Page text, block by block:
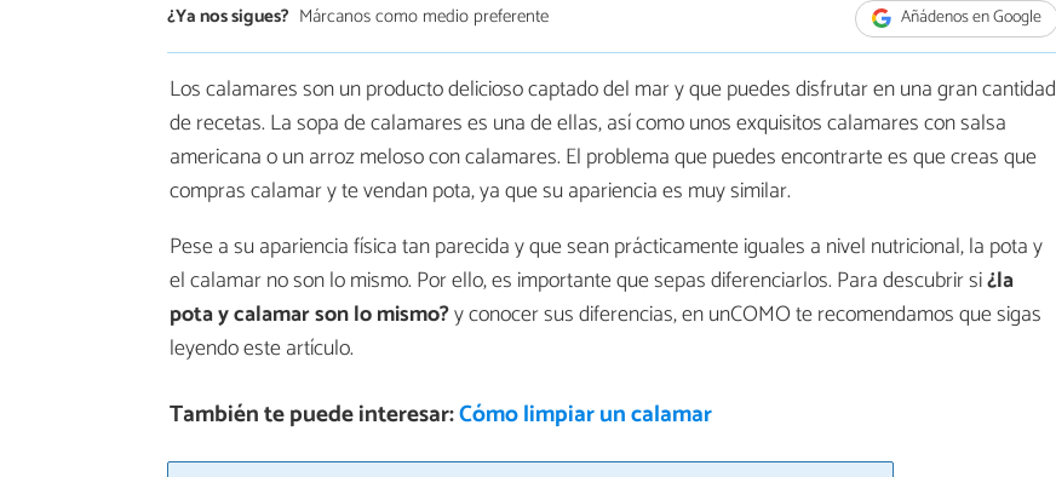
¿Ya nos sigues? Márcanos como medio preferente Añádenos en Google
Los calamares son un producto delicioso captado del mar y que puedes disfrutar en una gran cantidad
de recetas. La sopa de calamares es una de ellas, así como unos exquisitos calamares con salsa
americana o un arroz meloso con calamares. El problema que puedes encontrarte es que creas que
compras calamar y te vendan pota, ya que su apariencia es muy similar.
Pese a su apariencia física tan parecida y que sean prácticamente iguales a nivel nutricional, la pota y
el calamar no son lo mismo. Por ello, es importante que sepas diferenciarlos. Para descubrir si¿la
pota y calamar son lo mismo?y conocer sus diferencias, en unCOMO te recomendamos que sigas
leyendo este artículo.
También te puede interesar:Cómo limpiar un calamar